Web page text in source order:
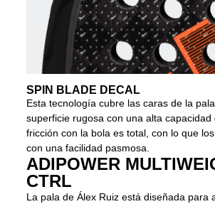
SPIN BLADE DECAL
Esta tecnología cubre las caras de la
superficie rugosa con una alta capacidad
fricción con la bola es total, con lo que
con una facilidad pasmosa.
ADIPOWER
CTRL
La pala de Álex Ruiz está diseñada para